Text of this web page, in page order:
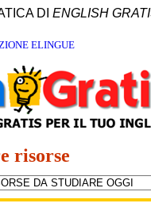
DI ENGLISH
ELINGUE
risorse